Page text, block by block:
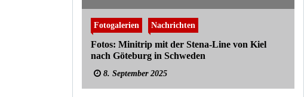
Fotogalerien Nachrichten
Fotos: Minitrip mit der Stena-Line von Kiel
nach Göteburg in Schweden
8. September 2025